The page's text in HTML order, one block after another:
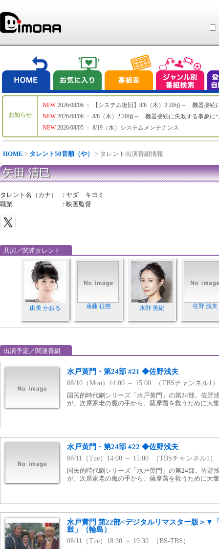
お知らせ
NEW
NEW
NEW
2026/08/06 ： 【システム復旧】8/6（木）2:20頃～ 機器接続
2026/08/06 ： 8/6（木）2:20頃～ 機器接続に失敗する事象に
2026/08/05 ： 8/19（水）システムメンテナンス
HOME > タレント50音順（や） > タレント出演番組情報
矢田 清巳
タレント名（カナ） ： ヤダ キヨミ
職業
：映画監督
共演／関連タレント
由美 かおる 遠藤 征慈 水野 美紀 佐野 浅夫
出演予定／関連番組
水戸黄門・第24部 #21 ◆佐野浅夫
08/10（Mon）14:00 ～ 15:00 （TBSチャンネル1）
国民的時代劇シリーズ「水戸黄門」の第24部。佐野
が、次席家老の魔の手から、薩摩藩を救うために大
水戸黄門・第24部 #22 ◆佐野浅夫
08/11（Tue）14:00 ～ 15:00 （TBSチャンネル1）
国民的時代劇シリーズ「水戸黄門」の第24部。佐野
が、次席家老の魔の手から、薩摩藩を救うために大
水戸黄門 第22部<デジタルリマスター版＞▼
鼓」（輪島）
08/11（Tue）18:30 ～ 19:30 （BS-TBS）